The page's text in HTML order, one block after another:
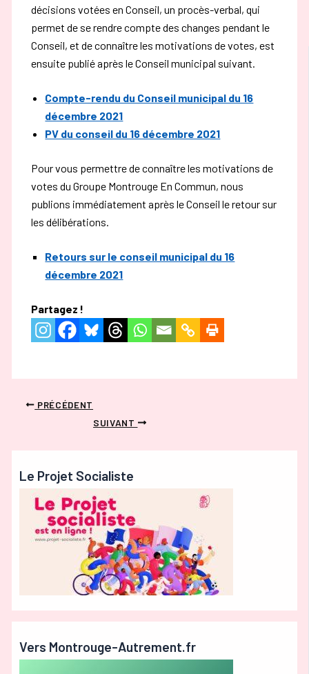
décisions votées en Conseil, un procès-verbal, qui
permet de se rendre compte des changes pendant le
Conseil, et de connaître les motivations de votes, est
ensuite publié après le Conseil municipal suivant.
Compte-rendu du Conseil municipal du 16
décembre 2021
PV du conseil du 16 décembre 2021
Pour vous permettre de connaître les motivations de
votes du Groupe Montrouge En Commun, nous
publions immédiatement après le Conseil le retour sur
les délibérations.
Retours sur le conseil municipal du 16
décembre 2021
Partagez !
PRÉCÉDENT
SUIVANT
Le Projet Socialiste
Vers Montrouge-Autrement.fr